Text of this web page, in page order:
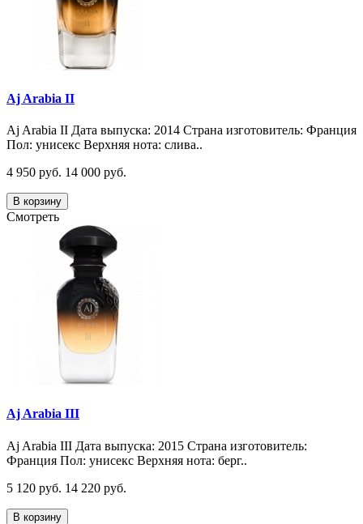
Aj Arabia II
Aj Arabia II Дата выпуска: 2014 Страна изготовитель: Франция
Пол: унисекс Верхняя нота: слива..
4 950 руб. 14 000 руб.
В корзину
Смотреть
Aj Arabia III
Aj Arabia III Дата выпуска: 2015 Страна изготовитель:
Франция Пол: унисекс Верхняя нота: берг..
5 120 руб. 14 220 руб.
В корзину